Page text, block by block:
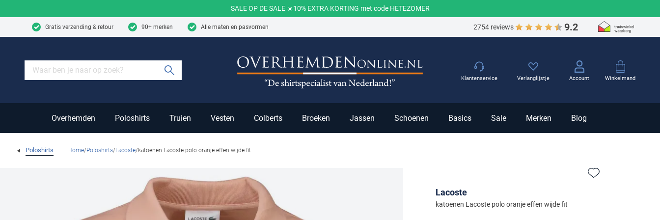
SALE OP DE SALE ☀️10% EXTRA KORTING met code HETEZOMER
Gratis verzending & retour 90+ merken Alle maten en pasvormen 2754 reviews 9.2
Winkelmand
Overhemden Poloshirts Truien Vesten Colberts Broeken Jassen Schoenen Basics Sale Merken Blog
Klantenservice Verlanglijstje Account
Poloshirts Home Poloshirts Lacoste katoenen Lacoste polo oranje effen wijde fit
Lacoste
katoenen Lacoste polo oranje effen wijde fit
Zet bij favorieten